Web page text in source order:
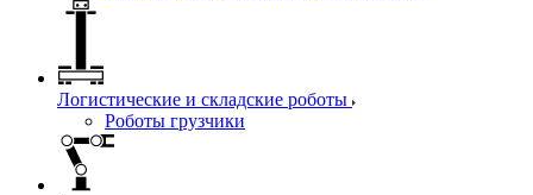
Логистические и складские роботы
Роботы грузчики